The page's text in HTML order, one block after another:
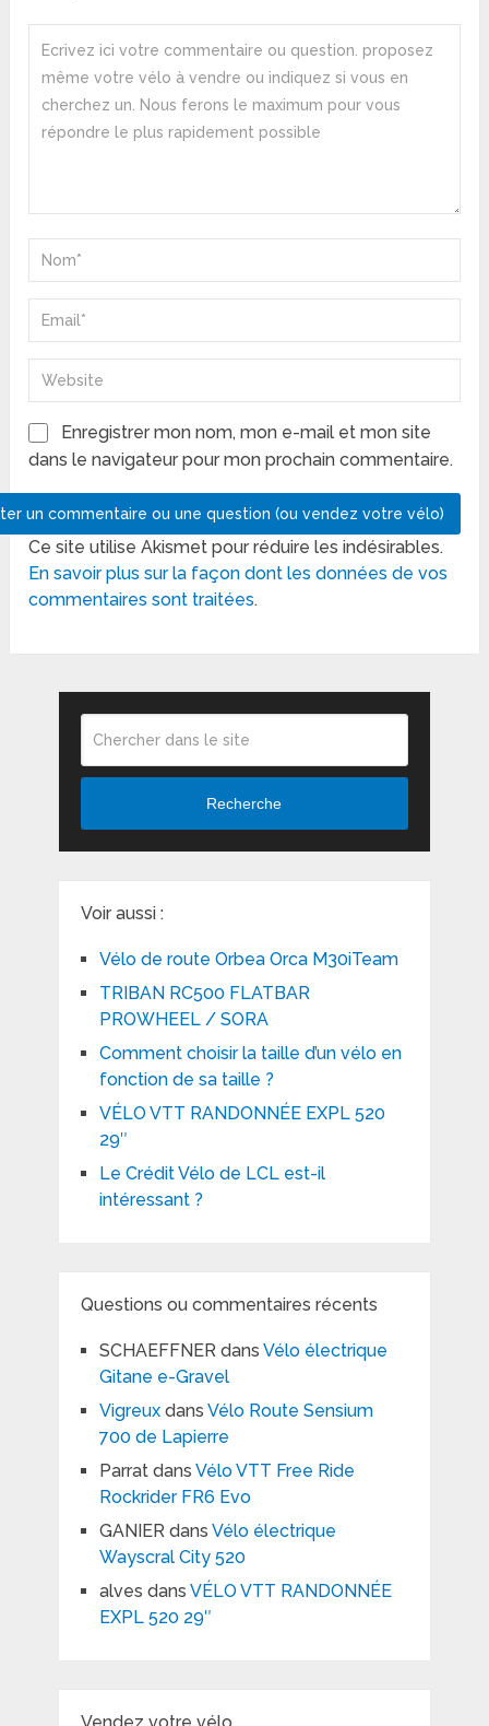
Enregistrer mon nom, mon e-mail et mon site
dans le navigateur pour mon prochain commentaire.
Ce site utilise Akismet pour réduire les indésirables.
En savoir plus sur la façon dont les données de vos
commentaires sont traitées.
Recherche
Voir aussi :
Vélo de route Orbea Orca M30iTeam
TRIBAN RC500 FLATBAR
PROWHEEL / SORA
Comment choisir la taille d’un vélo en
fonction de sa taille ?
VÉLO VTT RANDONNÉE EXPL 520
29″
Le Crédit Vélo de LCL est-il
intéressant ?
Questions ou commentaires récents
SCHAEFFNERdans Vélo électrique
Gitane e-Gravel
Vigreuxdans Vélo Route Sensium
700 de Lapierre
Parratdans Vélo VTT Free Ride
Rockrider FR6 Evo
GANIERdans Vélo électrique
Wayscral City 520
alves dans VÉLO VTT RANDONNÉE
EXPL 520 29″